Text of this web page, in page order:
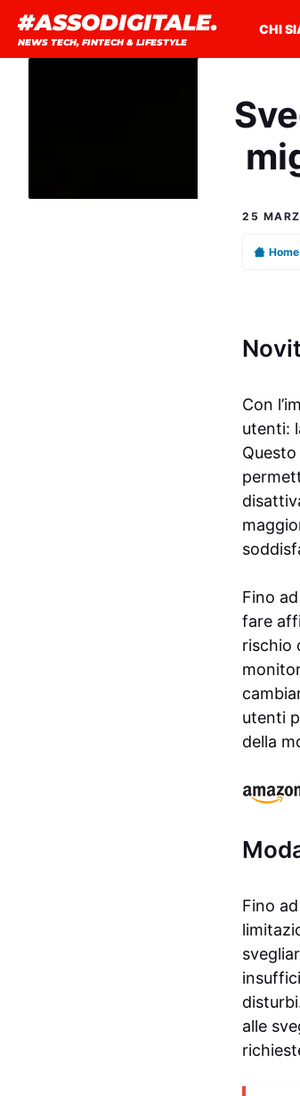
contenuto
#ASSODIGITALE.
NEWS TECH, FINTECH & LIFESTYLE
CHI
25
Home
Con
utenti:
Fino
fare
rischio
utenti
della
Fino
alle